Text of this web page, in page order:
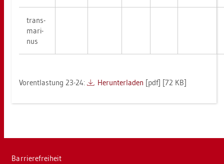
trans­
ma­ri­
nus
Vor­ent­las­tung 23-24: Her­un­ter­la­den [pdf] [72 KB]
Bar­rie­re­frei­heit